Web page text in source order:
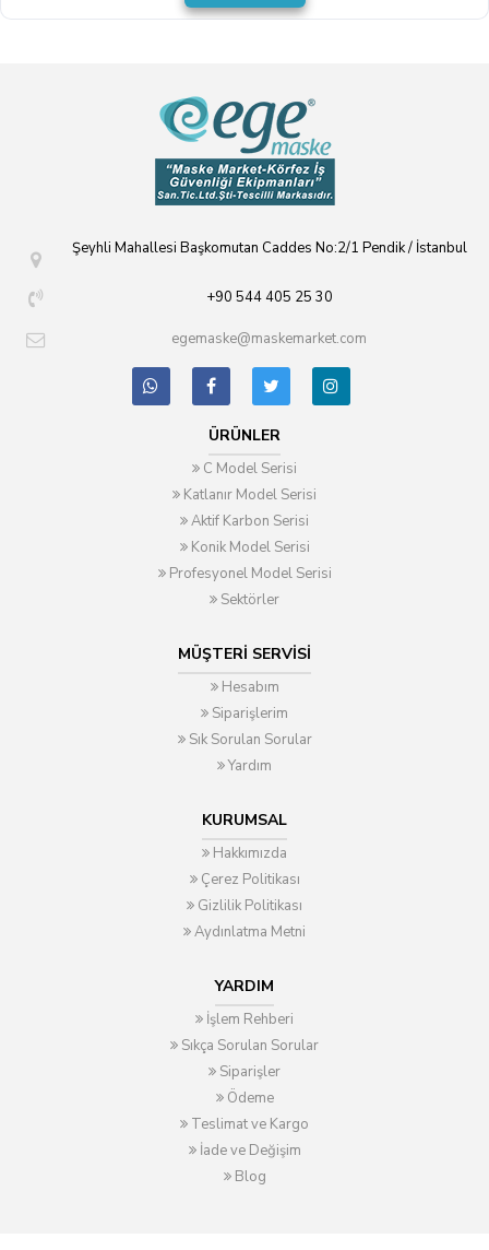
Şeyhli Mahallesi Başkomutan Caddes No:2/1 Pendik / İstanbul
+90 544 405 25 30
egemaske@maskemarket.com
ÜRÜNLER
C Model Serisi
Katlanır Model Serisi
Aktif Karbon Serisi
Konik Model Serisi
Profesyonel Model Serisi
Sektörler
MÜŞTERI SERVISI
Hesabım
Siparişlerim
Sık Sorulan Sorular
Yardım
KURUMSAL
Hakkımızda
Çerez Politikası
Gizlilik Politikası
Aydınlatma Metni
YARDIM
İşlem Rehberi
Sıkça Sorulan Sorular
Siparişler
Ödeme
Teslimat ve Kargo
İade ve Değişim
Blog